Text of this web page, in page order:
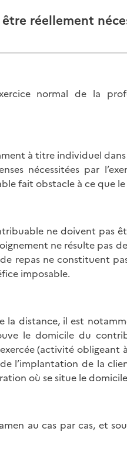
réellement
normal de la
à titre individuel dans
nécessitées par
fait obstacle à ce que
ne doivent pas
ne résulte pas
repas ne constituent
imposable.
la distance, il est
le domicile du
(activité
l’implantation de la
où se situe le
au cas par cas, et